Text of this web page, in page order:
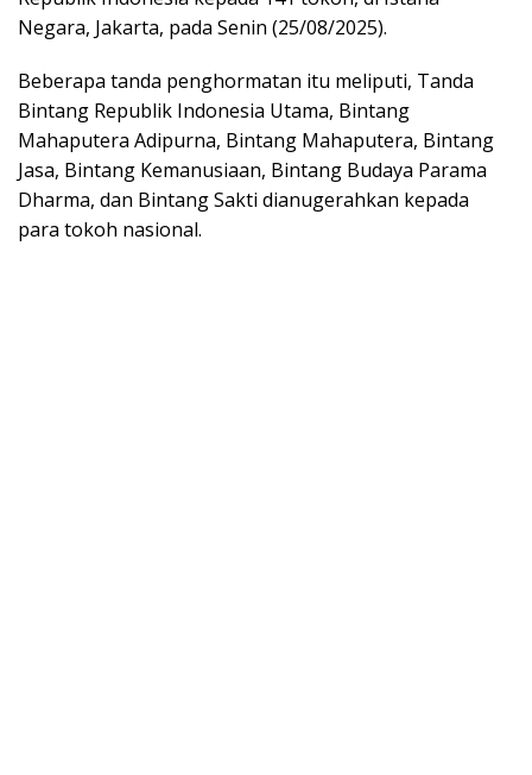
Negara, Jakarta, pada Senin (25/08/2025).
Beberapa tanda penghormatan itu meliputi, Tanda
Bintang Republik Indonesia Utama, Bintang
Mahaputera Adipurna, Bintang Mahaputera, Bintang
Jasa, Bintang Kemanusiaan, Bintang Budaya Parama
Dharma, dan Bintang Sakti dianugerahkan kepada
para tokoh nasional.